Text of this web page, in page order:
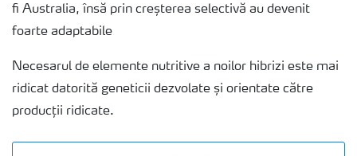
fi Australia, însă prin creșterea selectivă au devenit
foarte adaptabile
Necesarul de elemente nutritive a noilor hibrizi este mai
ridicat datorită geneticii dezvolate și orientate către
producții ridicate.